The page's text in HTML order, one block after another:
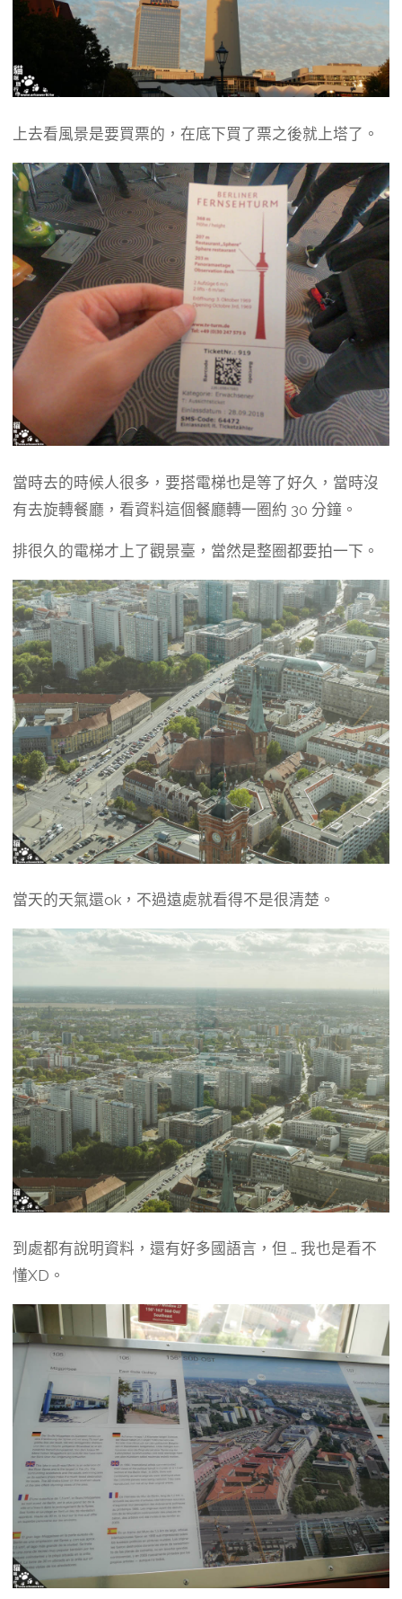
上去看風景是要買票的，在底下買了票之後就上塔了。
當時去的時候人很多，要搭電梯也是等了好久，當時沒
有去旋轉餐廳，看資料這個餐廳轉一圈約 30 分鐘。
排很久的電梯才上了觀景臺，當然是整圈都要拍一下。
當天的天氣還ok，不過遠處就看得不是很清楚。
到處都有說明資料，還有好多國語言，但 … 我也是看不
懂XD。